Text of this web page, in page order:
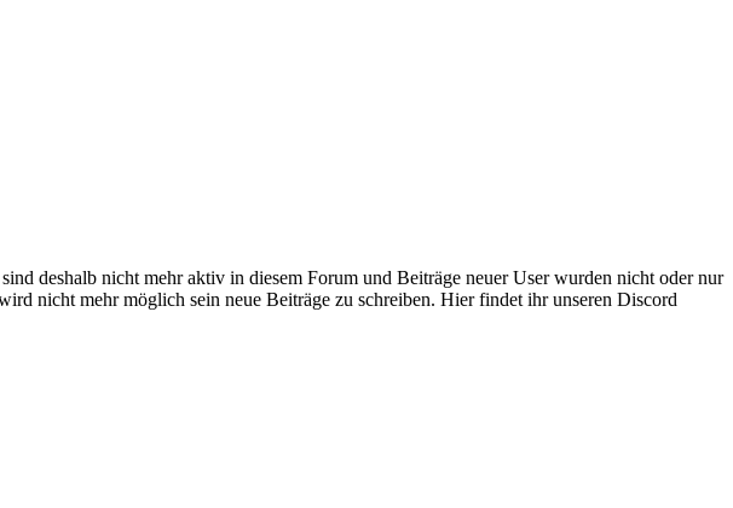
deshalb nicht mehr aktiv in diesem Forum und Beiträge neuer User wurden nicht oder nur
nicht mehr möglich sein neue Beiträge zu schreiben. Hier findet ihr unseren Discord